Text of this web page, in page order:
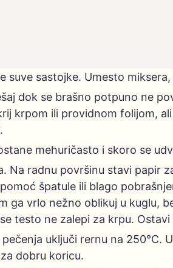
suve sastojke. Umesto
dok se brašno potpuno ne
krpom ili providnom folijom,
mehuričasto i skoro se
Na radnu površinu stavi papir
špatule ili blago
ga vrlo nežno oblikuj u kuglu,
testo ne zalepi za krpu.
uključi rernu na
dobru koricu.